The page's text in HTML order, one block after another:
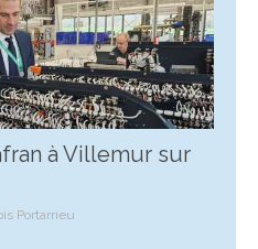
à Villemur sur
Portarrieu